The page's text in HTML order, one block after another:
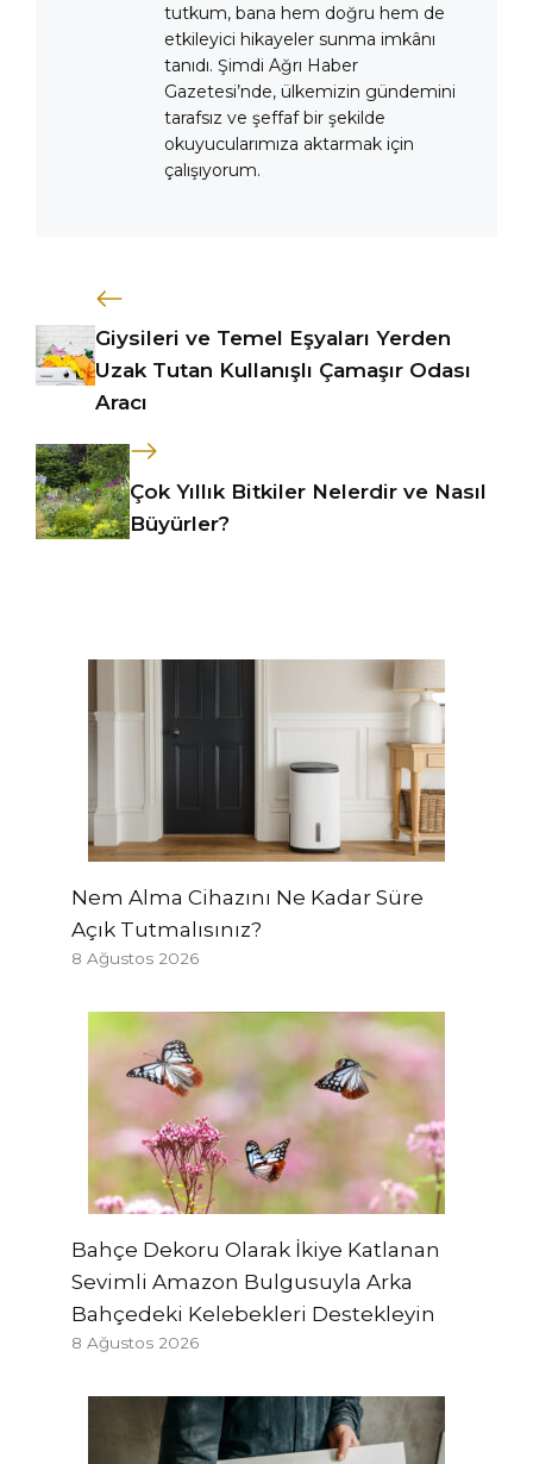
tutkum, bana hem doğru hem de
etkileyici hikayeler sunma imkânı
tanıdı. Şimdi Ağrı Haber
Gazetesi’nde, ülkemizin gündemini
tarafsız ve şeffaf bir şekilde
okuyucularımıza aktarmak için
çalışıyorum.
Giysileri ve Temel Eşyaları Yerden
Uzak Tutan Kullanışlı Çamaşır Odası
Aracı
Çok Yıllık Bitkiler Nelerdir ve Nasıl
Büyürler?
Nem Alma Cihazını Ne Kadar Süre
Açık Tutmalısınız?
8 Ağustos 2026
Bahçe Dekoru Olarak İkiye Katlanan
Sevimli Amazon Bulgusuyla Arka
Bahçedeki Kelebekleri Destekleyin
8 Ağustos 2026